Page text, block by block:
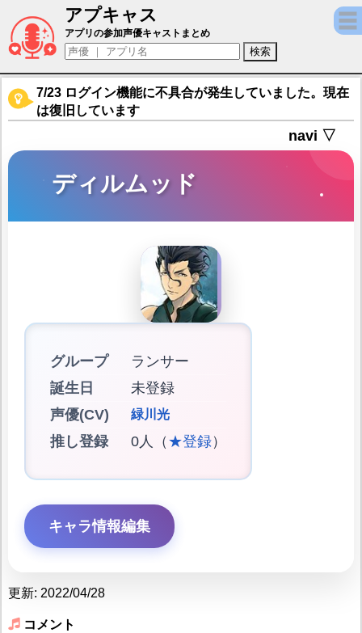
アプキャス
ディルムッド（声優：緑川光)【Fate/Grand
アプリの参加声優キャストまとめ
7/23 ログイン機能に不具合が発生していました。現在
は復旧しています
navi ▽
ディルムッド
グループ
ランサー
誕生日
未登録
声優(CV)
緑川光
推し登録 0人（ ★登録）
キャラ情報編集
更新: 2022/04/28
コメント